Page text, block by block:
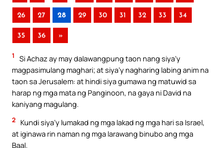
26 27 28 29 30 31 32 33 34
35 36 »
1
Si Achaz ay may dalawangpung taon nang siya’y
magpasimulang maghari; at siya’y nagharing labing anim na
taon sa Jerusalem: at hindi siya gumawa ng matuwid sa
harap ng mga mata ng Panginoon, na gaya ni David na
kaniyang magulang.
2
Kundi siya’y lumakad ng mga lakad ng mga hari sa Israel,
at iginawa rin naman ng mga larawang binubo ang mga
Baal.